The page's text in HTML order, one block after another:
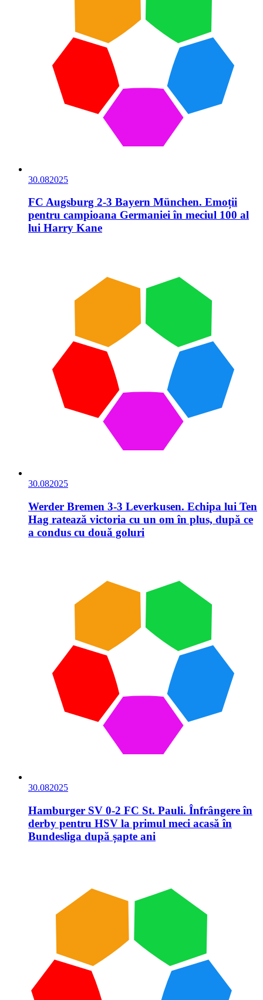
30.082025
FC Augsburg 2-3 Bayern München. Emoții
pentru campioana Germaniei în meciul 100 al
lui Harry Kane
30.082025
Werder Bremen 3-3 Leverkusen. Echipa lui Ten
Hag ratează victoria cu un om în plus, după ce
a condus cu două goluri
30.082025
Hamburger SV 0-2 FC St. Pauli. Înfrângere în
derby pentru HSV la primul meci acasă în
Bundesliga după șapte ani